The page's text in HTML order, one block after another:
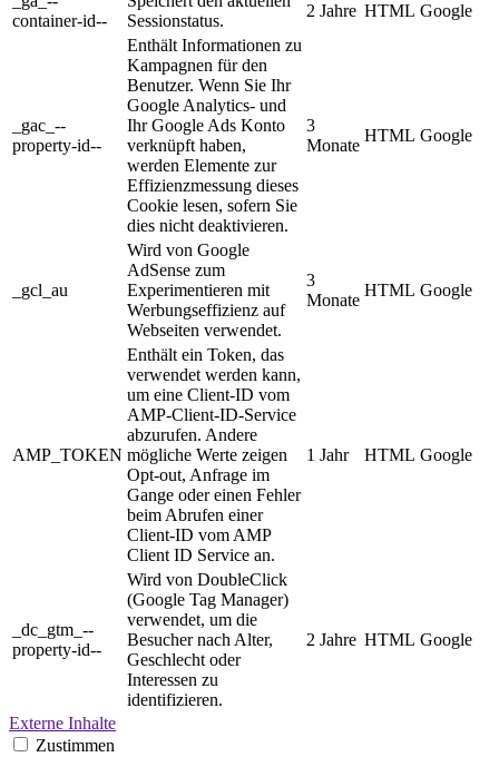
container-id--
Sessionstatus.
2 Jahre HTML Google
_gac_--
property-id--
Enthält Informationen zu
Kampagnen für den
Benutzer. Wenn Sie Ihr
Google Analytics- und
Ihr Google Ads Konto
verknüpft haben,
werden Elemente zur
Effizienzmessung dieses
Cookie lesen, sofern Sie
dies nicht deaktivieren.
3
Monate
HTML Google
_gcl_au
Wird von Google
AdSense zum
Experimentieren mit
Werbungseffizienz auf
Webseiten verwendet.
3
Monate
HTML Google
AMP_TOKEN
Enthält ein Token, das
verwendet werden kann,
um eine Client-ID vom
AMP-Client-ID-Service
abzurufen. Andere
mögliche Werte zeigen
Opt-out, Anfrage im
Gange oder einen Fehler
beim Abrufen einer
Client-ID vom AMP
Client ID Service an.
1 Jahr HTML Google
_dc_gtm_--
property-id--
Wird von DoubleClick
(Google Tag Manager)
verwendet, um die
Besucher nach Alter,
Geschlecht oder
Interessen zu
identifizieren.
2 Jahre HTML Google
Externe Inhalte
Zustimmen